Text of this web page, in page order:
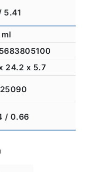
5.41
24.2 x 5.7
/ 0.66